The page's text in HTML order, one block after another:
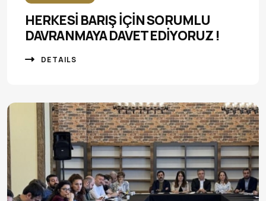
HERKESİ BARIŞ İÇİN SORUMLU
DAVRANMAYA DAVET EDİYORUZ !
DETAILS